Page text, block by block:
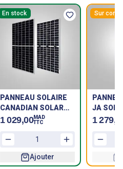
En stock
PANNEAU SOLAIRE
CANADIAN SOLAR
695Wc Bifacial
1 029,00MAD
TTC
Ajouter
Sur
JA
1